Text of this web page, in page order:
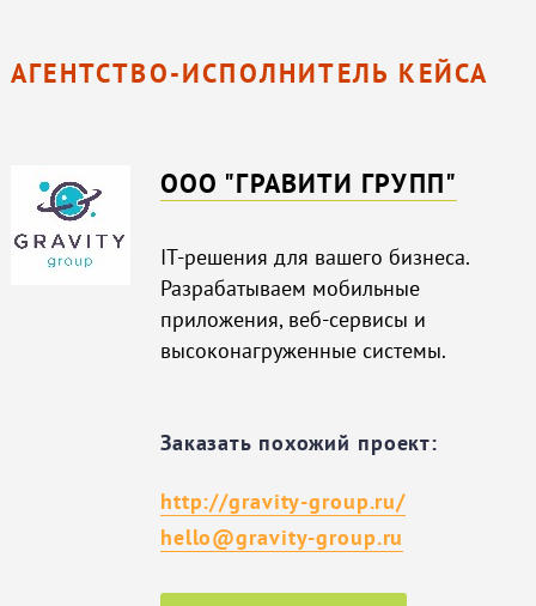
АГЕНТСТВО-ИСПОЛНИТЕЛЬ КЕЙСА
ООО "ГРАВИТИ ГРУПП"
IT-решения для вашего бизнеса.
Разрабатываем мобильные
приложения, веб-сервисы и
высоконагруженные системы.
Заказать похожий проект:
http://gravity-group.ru/
hello@gravity-group.ru